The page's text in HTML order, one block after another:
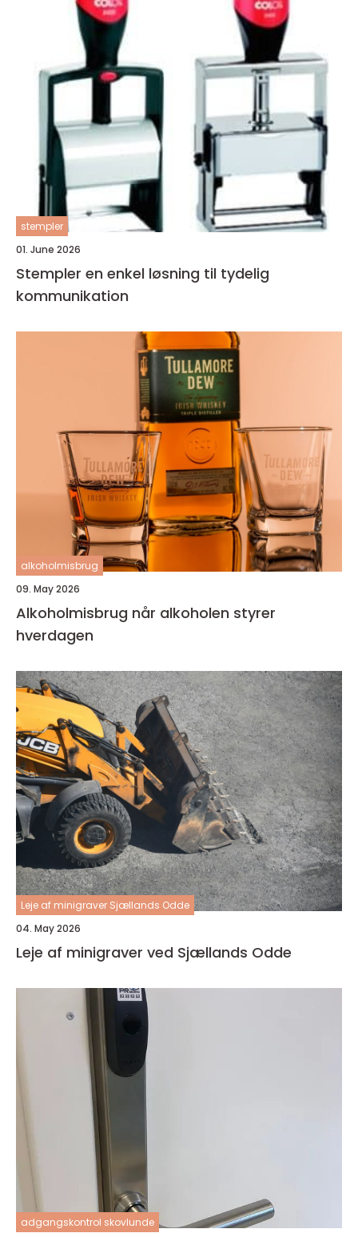
stempler
01. June 2026
Stempler en enkel løsning til tydelig
kommunikation
alkoholmisbrug
09. May 2026
Alkoholmisbrug når alkoholen styrer
hverdagen
Leje af minigraver Sjællands Odde
04. May 2026
Leje af minigraver ved Sjællands Odde
adgangskontrol skovlunde